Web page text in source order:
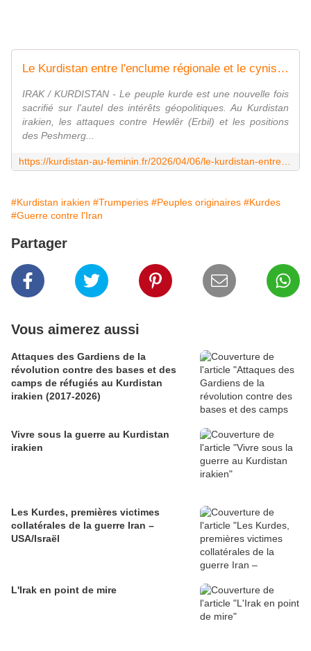
Le Kurdistan entre l'enclume régionale et le cynisme de Washington - Kurdistan au féminin
IRAK / KURDISTAN - Le peuple kurde est une nouvelle fois
sacrifié sur l'autel des intérêts géopolitiques. Au Kurdistan
irakien, les attaques contre Hewlêr (Erbil) et les positions
des Peshmerg...
#Kurdistan irakien #Trumperies #Peuples originaires #Kurdes
#Guerre contre l'Iran
Partager
Vous aimerez aussi
Attaques des Gardiens de la
révolution contre des bases et des
camps de réfugiés au Kurdistan
irakien (2017-2026)
Vivre sous la guerre au Kurdistan
irakien
Les Kurdes, premières victimes
collatérales de la guerre Iran –
USA/Israël
L'Irak en point de mire